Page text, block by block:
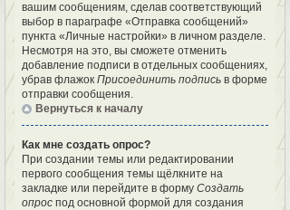
вашим сообщениям, сделав соответствующий
выбор в параграфе «Отправка сообщений»
пункта «Личные настройки» в личном разделе.
Несмотря на это, вы сможете отменить
добавление подписи в отдельных сообщениях,
убрав флажок Присоединить подпись в форме
отправки сообщения.
Вернуться к началу
Как мне создать опрос?
При создании темы или редактировании
первого сообщения темы щёлкните на
закладке или перейдите в форму Создать
опрос под основной формой для создания